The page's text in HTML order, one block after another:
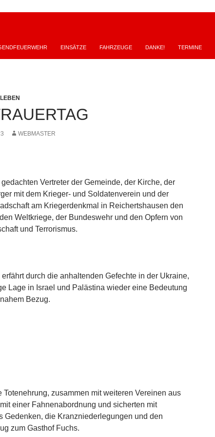
EINSÄTZE FAHRZEUGE DANKE! TERMINE
WEBMASTER
Vertreter der Gemeinde, der Kirche, der
mit dem Krieger- und Soldatenverein und der
am Kriegerdenkmal in Reichertshausen den
Weltkriege, der Bundeswehr und den Opfern von
und Terrorismus.
durch die anhaltenden Gefechte in der Ukraine,
Lage in Israel und Palästina wieder eine Bedeutung
Bezug.
Totenehrung, zusammen mit weiteren Vereinen aus
einer Fahnenabordnung und sicherten mit
Gedenken, die Kranzniederlegungen und den
zum Gasthof Fuchs.